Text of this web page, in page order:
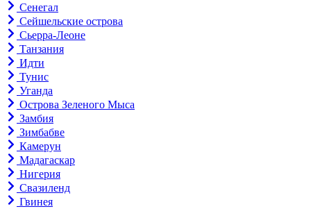
Сенегал
Сейшельские острова
Сьерра-Леоне
Танзания
Идти
Тунис
Уганда
Острова Зеленого Мыса
Замбия
Зимбабве
Камерун
Мадагаскар
Нигерия
Свазиленд
Гвинея